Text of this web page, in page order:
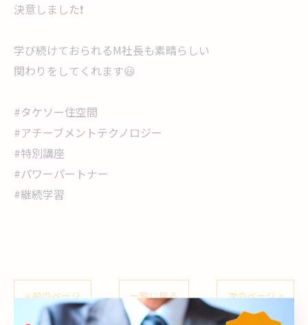
決意しました❗
学び続けておられるM社長も素晴らしい
関わりをしてくれます😃
#タケソー住空間
#アチーブメントテクノロジー
#特別講座
#パワーパートナー
#継続学習
< 前のページ 一覧に戻る 次のページ >